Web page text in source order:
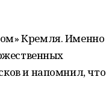
Кремля. Именно
и напомнил, что